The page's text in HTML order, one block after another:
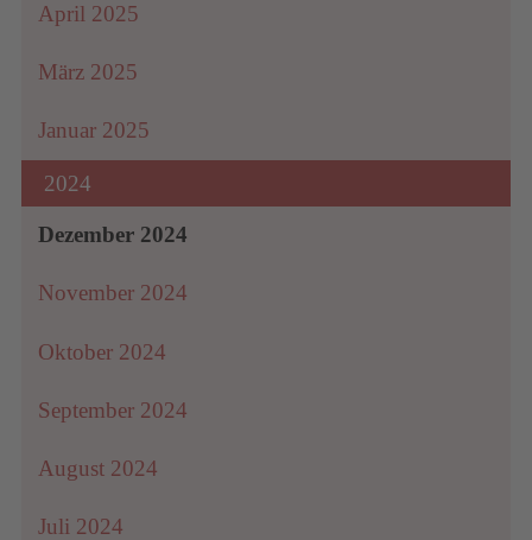
April 2025
März 2025
Januar 2025
2024
Dezember 2024
November 2024
Oktober 2024
September 2024
August 2024
Juli 2024